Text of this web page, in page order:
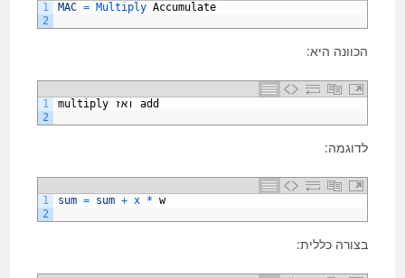
1
2
MAC = Multiply Accumulate
הכוונה היא:
1
2
multiply ואז add
לדוגמה:
1
2
sum = sum + x * w
בצורה כללית: